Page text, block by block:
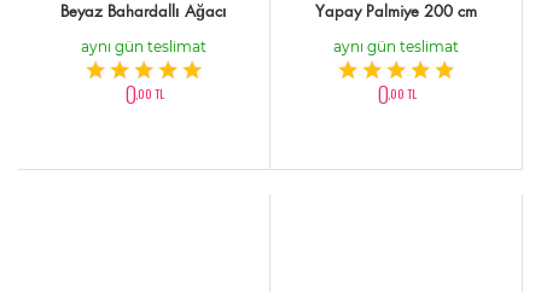
Beyaz Bahardallı Ağacı
aynı gün teslimat
0,00 TL
Yapay Palmiye 200 cm
aynı gün teslimat
0,00 TL